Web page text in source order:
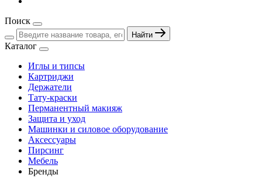
Поиск
Найти
Каталог
Иглы и типсы
Картриджи
Держатели
Тату-краски
Перманентный макияж
Защита и уход
Машинки и силовое оборудование
Аксессуары
Пирсинг
Мебель
Бренды